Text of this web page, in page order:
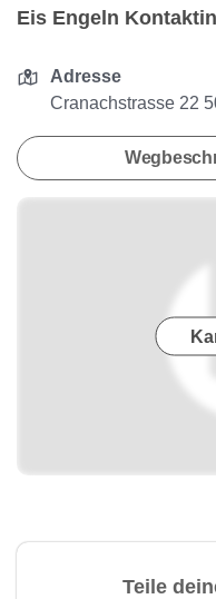
Eis Engeln
Adresse
Cranachstrasse 22
Teile